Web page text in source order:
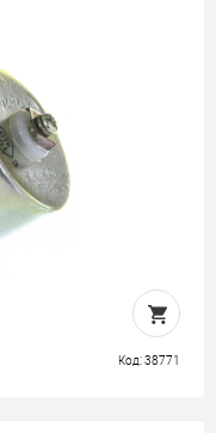
Код: 38771